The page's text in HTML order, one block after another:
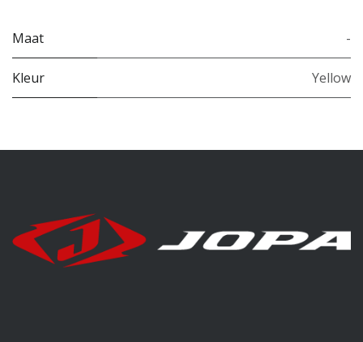
Maat -
Kleur Yellow